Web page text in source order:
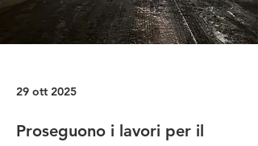
29 ott 2025
Proseguono i lavori per il